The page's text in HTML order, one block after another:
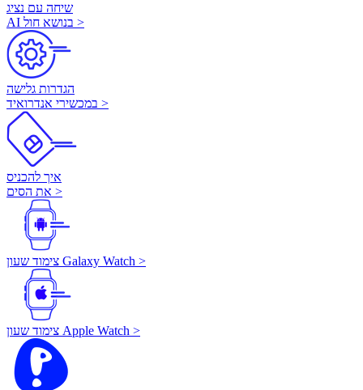
שיחה עם נציג
AI בנושא חול >
הגדרות גלישה
במכשירי אנדרואיד >
איך להכניס
את הסים >
צימוד שעון Galaxy Watch >
צימוד שעון Apple Watch >